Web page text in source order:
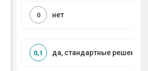
нет
0
да, стандартные решения
0,1